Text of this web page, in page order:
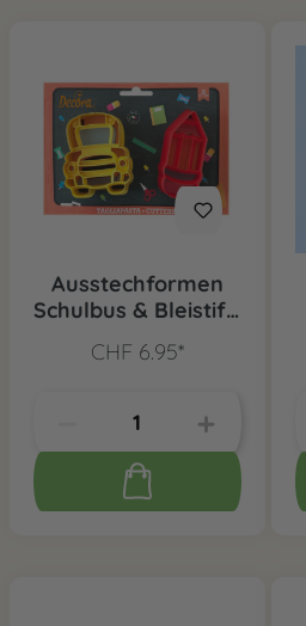
Ausstechformen
Schulbus & Bleistift,
CHF 6.95*